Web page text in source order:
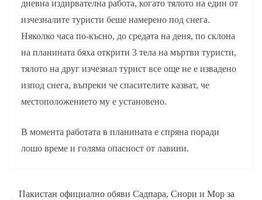
дневна издирвателна работа, когато тялото на един от
изчезналите туристи беше намерено под снега.
Няколко часа по-късно, до средата на деня, по склона
на планината бяха открити 3 тела на мъртви туристи,
тялото на друг изчезнал турист все още не е извадено
изпод снега, въпреки че спасителите казват, че
местоположението му е установено.
В момента работата в планината е спряна поради
лошо време и голяма опасност от лавини.
Пакистан официално обяви Садпара, Снори и Мор за